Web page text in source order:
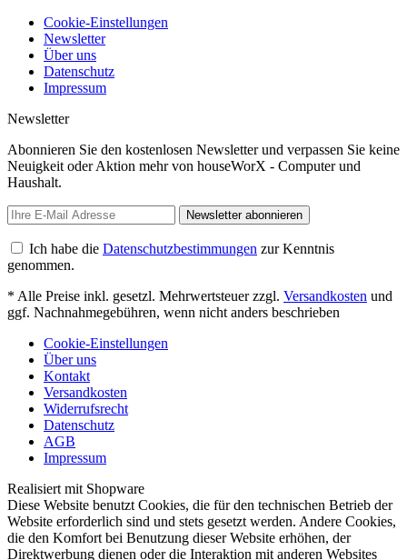
Cookie-Einstellungen
Newsletter
Über uns
Datenschutz
Impressum
Newsletter
Abonnieren Sie den kostenlosen Newsletter und verpassen Sie keine
Neuigkeit oder Aktion mehr von houseWorX - Computer und
Haushalt.
Newsletter abonnieren
Ich habe die Datenschutzbestimmungen zur Kenntnis
genommen.
* Alle Preise inkl. gesetzl. Mehrwertsteuer zzgl. Versandkosten und
ggf. Nachnahmegebühren, wenn nicht anders beschrieben
Cookie-Einstellungen
Über uns
Kontakt
Versandkosten
Widerrufsrecht
Datenschutz
AGB
Impressum
Realisiert mit Shopware
Diese Website benutzt Cookies, die für den technischen Betrieb der
Website erforderlich sind und stets gesetzt werden. Andere Cookies,
die den Komfort bei Benutzung dieser Website erhöhen, der
Direktwerbung dienen oder die Interaktion mit anderen Websites